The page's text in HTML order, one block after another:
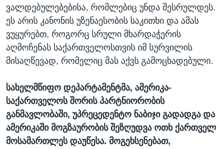
ვალდებულებებისა, რომლებიც უნდა შესრულდეს.
ეს არის კანონის უზენაესობის საკითხი და ამას
ვუყურებთ, როგორც სრული მხარდაჭერის
აღმოჩენას საქართველოსთვის იმ სურვილის
მისაღწევად, რომელიც მას აქვს გამოცხადებული.
სახელმწიფო დეპარტამენტმა, ამერიკა-
საქართველოს შორის პარტნიორობის
განმავლობაში, უპრეცედენტო ნაბიჯი გადადგა და
ამერიკაში მოგზაურობის შეზღუდვა ოთხ ქართველ
მოსამართლეს დაუწესა. მოგეხსენებათ,